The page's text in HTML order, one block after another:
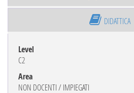
DIDATTICA
Level
C2
Area
NON DOCENTI / IMPIEGATI